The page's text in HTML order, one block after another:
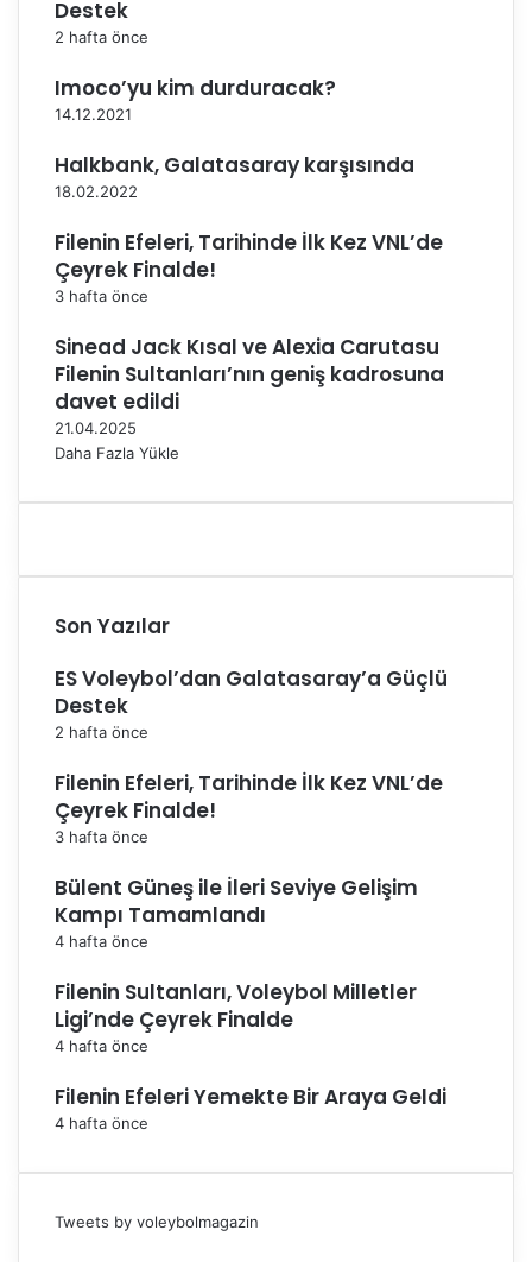
m
a
l
a
a
ş
a
a
c
k
s
l
e
i
l
Destek
2 hafta önce
Imoco’yu kim durduracak?
14.12.2021
Halkbank, Galatasaray karşısında
18.02.2022
Filenin Efeleri, Tarihinde İlk Kez VNL’de
Çeyrek Finalde!
3 hafta önce
Sinead Jack Kısal ve Alexia Carutasu
Filenin Sultanları’nın geniş kadrosuna
davet edildi
21.04.2025
Daha Fazla Yükle
Son Yazılar
ES Voleybol’dan Galatasaray’a Güçlü
Destek
2 hafta önce
Filenin Efeleri, Tarihinde İlk Kez VNL’de
Çeyrek Finalde!
3 hafta önce
Bülent Güneş ile İleri Seviye Gelişim
Kampı Tamamlandı
4 hafta önce
Filenin Sultanları, Voleybol Milletler
Ligi’nde Çeyrek Finalde
4 hafta önce
Filenin Efeleri Yemekte Bir Araya Geldi
4 hafta önce
Tweets by voleybolmagazin